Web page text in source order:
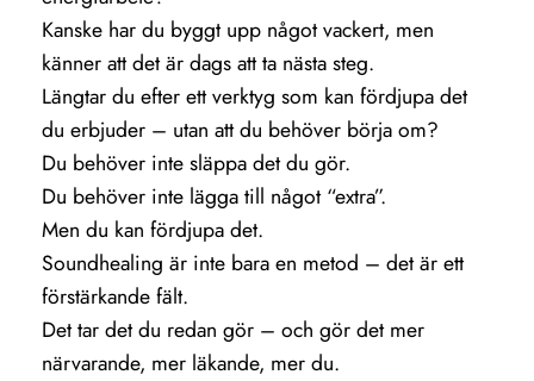
Kanske har du byggt upp något vackert, men
känner att det är dags att ta nästa steg.
Längtar du efter ett verktyg som kan fördjupa det
du erbjuder – utan att du behöver börja om?
Du behöver inte släppa det du gör.
Du behöver inte lägga till något “extra”.
Men du kan fördjupa det.
Soundhealing är inte bara en metod – det är ett
förstärkande fält.
Det tar det du redan gör – och gör det mer
närvarande, mer läkande, mer du.